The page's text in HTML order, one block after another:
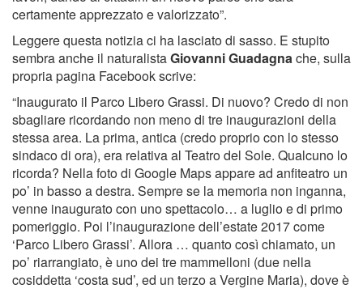
certamente apprezzato e valorizzato”.
Leggere questa notizia ci ha lasciato di sasso. E stupito
sembra anche il naturalistaGiovanni Guadagnache, sulla
propria pagina Facebook scrive:
“Inaugurato il Parco Libero Grassi. Di nuovo? Credo di non
sbagliare ricordando non meno di tre inaugurazioni della
stessa area. La prima, antica (credo proprio con lo stesso
sindaco di ora), era relativa al Teatro del Sole. Qualcuno lo
ricorda? Nella foto di Google Maps appare ad anfiteatro un
po’ in basso a destra. Sempre se la memoria non inganna,
venne inaugurato con uno spettacolo… a luglio e di primo
pomeriggio. Poi l’inaugurazione dell’estate 2017 come
‘Parco Libero Grassi’. Allora … quanto così chiamato, un
po’ riarrangiato, è uno dei tre mammelloni (due nella
cosiddetta ‘costa sud’, ed un terzo a Vergine Maria), dove è